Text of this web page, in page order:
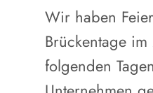
Wir haben
Brückentage
folgenden